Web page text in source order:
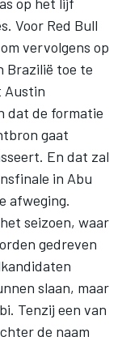
Voor Red Bull
vervolgens op
Brazilië toe te
Austin
dat de formatie
gaat
En dat zal
in Abu
afweging.
seizoen, waar
gedreven
slaan, maar
Tenzij een van
de naam